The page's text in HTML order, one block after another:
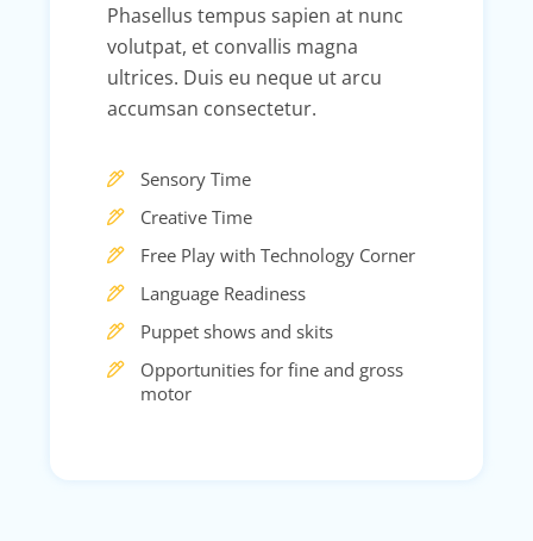
Phasellus tempus sapien at nunc
volutpat, et convallis magna
ultrices. Duis eu neque ut arcu
accumsan consectetur.
Sensory Time
Creative Time
Free Play with Technology Corner
Language Readiness
Puppet shows and skits
Opportunities for fine and gross
motor